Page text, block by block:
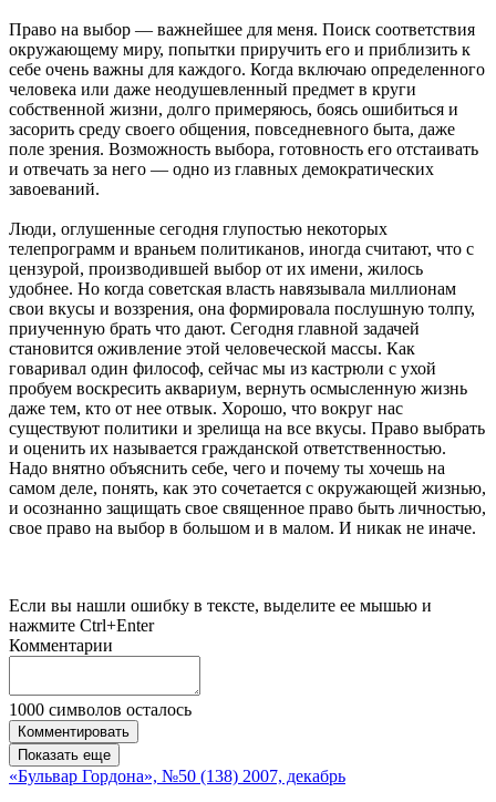
Право на выбор — важнейшее для меня. Поиск соответствия
окружающему миру, попытки приручить его и приблизить к
себе очень важны для каждого. Когда включаю определенного
человека или даже неодушевленный предмет в круги
собственной жизни, долго примеряюсь, боясь ошибиться и
засорить среду своего общения, повседневного быта, даже
поле зрения. Возможность выбора, готовность его отстаивать
и отвечать за него — одно из главных демократических
завоеваний.
Люди, оглушенные сегодня глупостью некоторых
телепрограмм и враньем политиканов, иногда считают, что с
цензурой, производившей выбор от их имени, жилось
удобнее. Но когда советская власть навязывала миллионам
свои вкусы и воззрения, она формировала послушную толпу,
приученную брать что дают. Сегодня главной задачей
становится оживление этой человеческой массы. Как
говаривал один философ, сейчас мы из кастрюли с ухой
пробуем воскресить аквариум, вернуть осмысленную жизнь
даже тем, кто от нее отвык. Хорошо, что вокруг нас
существуют политики и зрелища на все вкусы. Право выбрать
и оценить их называется гражданской ответственностью.
Надо внятно объяснить себе, чего и почему ты хочешь на
самом деле, понять, как это сочетается с окружающей жизнью,
и осознанно защищать свое священное право быть личностью,
свое право на выбор в большом и в малом. И никак не иначе.
Если вы нашли ошибку в тексте, выделите ее мышью и
нажмите Ctrl+Enter
Комментарии
1000 символов осталось
Комментировать
Показать еще
«Бульвар Гордона», №50 (138) 2007, декабрь